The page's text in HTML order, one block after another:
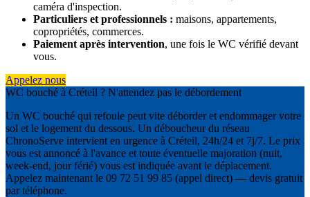
caméra d'inspection.
Particuliers et professionnels : maisons, appartements,
copropriétés, commerces.
Paiement après intervention, une fois le WC vérifié devant
vous.
Appelez nous
WC bouché à Créteil ? N'attendez pas le débordement
Un WC bouché qui refoule peut vite déborder et endommager votre
sol et le logement du dessous. Un déboucheur du réseau
ChronoServe intervient en urgence à Créteil, 24h/24 et 7j/7. Le prix
vous est annoncé à l'avance et toute éventuelle majoration (nuit,
week-end, jour férié) vous est indiquée avant le déplacement.
Appelez maintenant le 09 72 51 99 85 (appel direct) — devis gratuit
par téléphone.